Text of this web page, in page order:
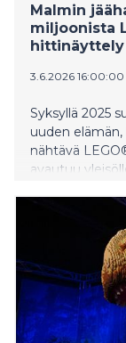
Malmin
miljoonista
hittinäyttely
3.6.2026 16:00:00
Syksyllä 2025
uuden
nähtävä
avautuu
yhdistää
suunnittelu ja
vuotta ja yli 10